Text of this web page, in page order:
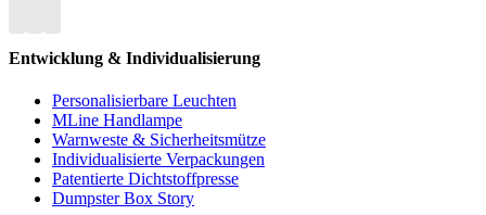
Entwicklung & Individualisierung
Personalisierbare Leuchten
MLine Handlampe
Warnweste & Sicherheitsmütze
Individualisierte Verpackungen
Patentierte Dichtstoffpresse
Dumpster Box Story